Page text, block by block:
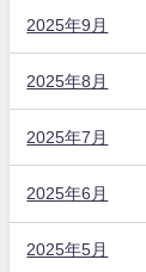
2025年9月
2025年8月
2025年7月
2025年6月
2025年5月